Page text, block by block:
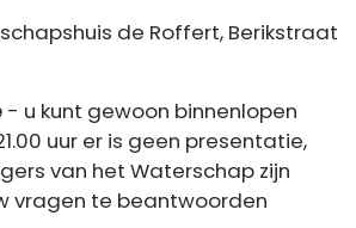
de Roffert, Berikstraat
- u kunt gewoon binnenlopen
uur er is geen presentatie,
van het Waterschap zijn
vragen te beantwoorden